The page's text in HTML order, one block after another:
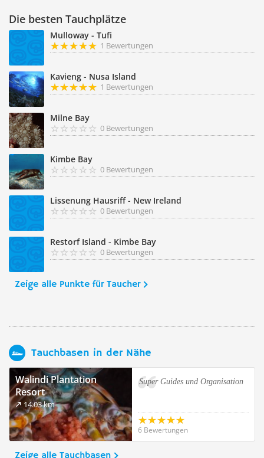
Die besten Tauchplätze
Mulloway - Tufi
1 Bewertungen
Kavieng - Nusa Island
1 Bewertungen
Milne Bay
0 Bewertungen
Kimbe Bay
0 Bewertungen
Lissenung Hausriff - New Ireland
0 Bewertungen
Restorf Island - Kimbe Bay
0 Bewertungen
Zeige alle Punkte für Taucher
Tauchbasen in der Nähe
Walindi Plantation
Resort
14.03 km
Super Guides und Organisation
6 Bewertungen
Zeige alle Tauchbasen